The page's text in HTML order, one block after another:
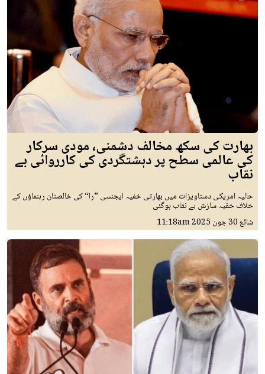
بھارت کی سکھ مخالف دشمنی، مودی سرکار
کی عالمی سطح پر دہشتگردی کی کارروائی بے
نقاب
حالیہ امریکی دستاویزات میں بھارتی خفیہ ایجنسی ”را“ کی خالصتان رہنماؤں کے
خلاف خفیہ سازش بے نقاب ہوگئی
شائع30 جون 2025 11:18am